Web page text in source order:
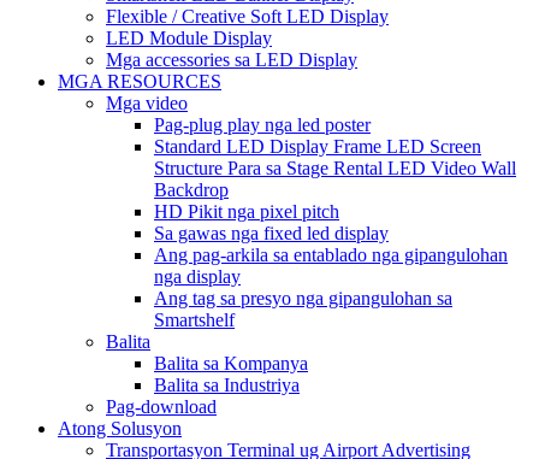
Flexible / Creative Soft LED Display
LED Module Display
Mga accessories sa LED Display
MGA RESOURCES
Mga video
Pag-plug play nga led poster
Standard LED Display Frame LED Screen
Structure Para sa Stage Rental LED Video Wall
Backdrop
HD Pikit nga pixel pitch
Sa gawas nga fixed led display
Ang pag-arkila sa entablado nga gipangulohan
nga display
Ang tag sa presyo nga gipangulohan sa
Smartshelf
Balita
Balita sa Kompanya
Balita sa Industriya
Pag-download
Atong Solusyon
Transportasyon Terminal ug Airport Advertising